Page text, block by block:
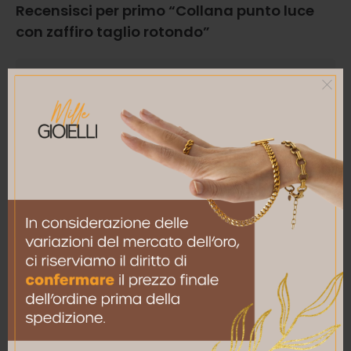
Recensisci per primo “Collana punto luce
con zaffiro taglio rotondo”
La tua recensione*
Nome*